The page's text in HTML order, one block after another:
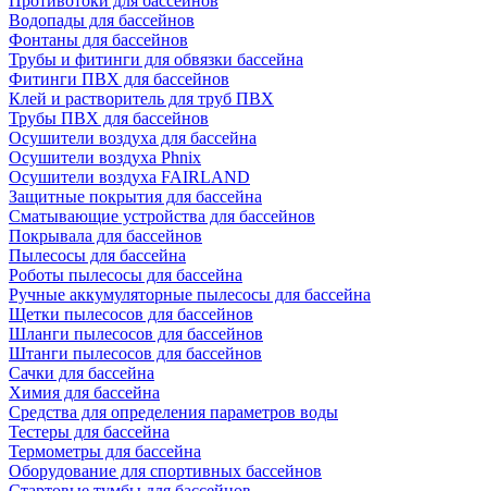
Водопады для бассейнов
Фонтаны для бассейнов
Трубы и фитинги для обвязки бассейна
Фитинги ПВХ для бассейнов
Клей и растворитель для труб ПВХ
Трубы ПВХ для бассейнов
Осушители воздуха для бассейна
Осушители воздуха Phnix
Осушители воздуха FAIRLAND
Защитные покрытия для бассейна
Сматывающие устройства для бассейнов
Покрывала для бассейнов
Пылесосы для бассейна
Роботы пылесосы для бассейна
Ручные аккумуляторные пылесосы для бассейна
Щетки пылесосов для бассейнов
Шланги пылесосов для бассейнов
Штанги пылесосов для бассейнов
Сачки для бассейна
Химия для бассейна
Средства для определения параметров воды
Тестеры для бассейна
Термометры для бассейна
Оборудование для спортивных бассейнов